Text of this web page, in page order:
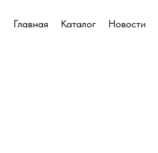
Главная Каталог Новости
Главная Каталог Новости